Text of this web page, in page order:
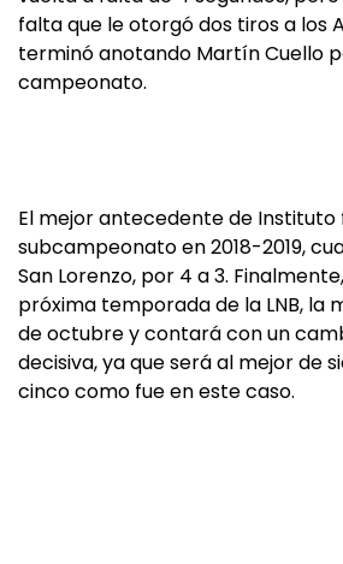
falta que le otorgó dos tiros a los
terminó anotando Martín Cuello
campeonato.
El mejor antecedente de Instituto
subcampeonato en 2018-2019,
San Lorenzo, por 4 a 3.
próxima temporada de la LNB, la
de octubre y contará con un
decisiva, ya que será al mejor de
cinco como fue en este caso.